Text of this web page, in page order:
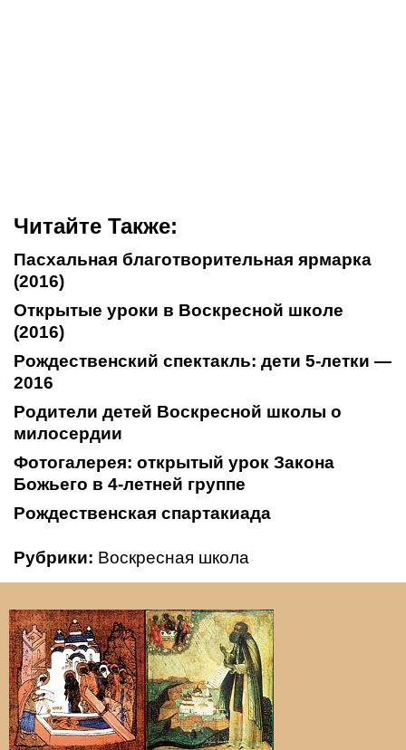
Читайте Также:
Пасхальная благотворительная ярмарка
(2016)
Открытые уроки в Воскресной школе
(2016)
Рождественский спектакль: дети 5-летки —
2016
Родители детей Воскресной школы о
милосердии
Фотогалерея: открытый урок Закона
Божьего в 4-летней группе
Рождественская спартакиада
Рубрики: Воскресная школа